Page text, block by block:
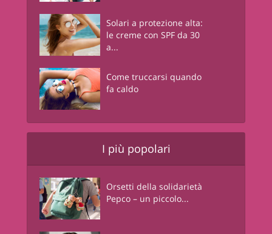
Solari a protezione alta:
le creme con SPF da 30
a...
Come truccarsi quando
fa caldo
I più popolari
Orsetti della solidarietà
Pepco – un piccolo...